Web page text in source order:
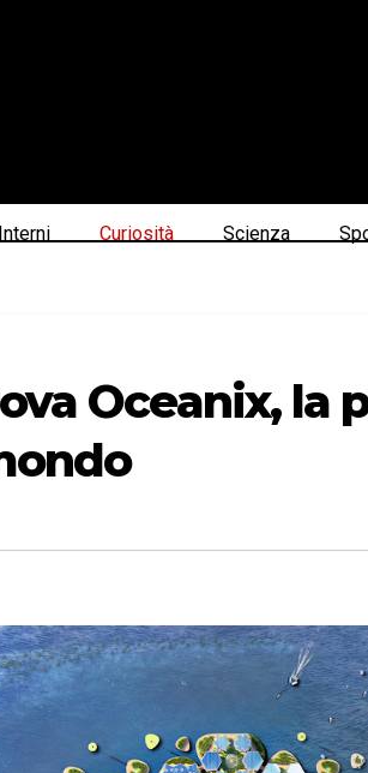
Interni Curiosità Scienza
Oceanix, la